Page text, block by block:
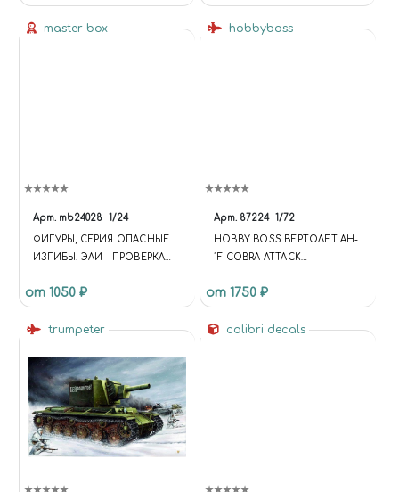
ВОЗДУШНЫЙ)
master box
Арт. mb24028 1/24
ФИГУРЫ, СЕРИЯ ОПАСНЫЕ
ИЗГИБЫ. ЭЛИ - ПРОВЕРКА
от 1050 ₽
hobbyboss
Арт. 87224 1/72
HOBBY BOSS ВЕРТОЛЕТ AH-
1F COBRA ATTACK
от 1750 ₽
trumpeter colibri decals